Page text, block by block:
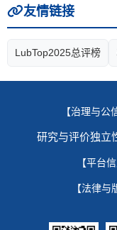
友情链接
LubTop2025总评榜
【治理与公
研究与评价独立
【平台
【法律与